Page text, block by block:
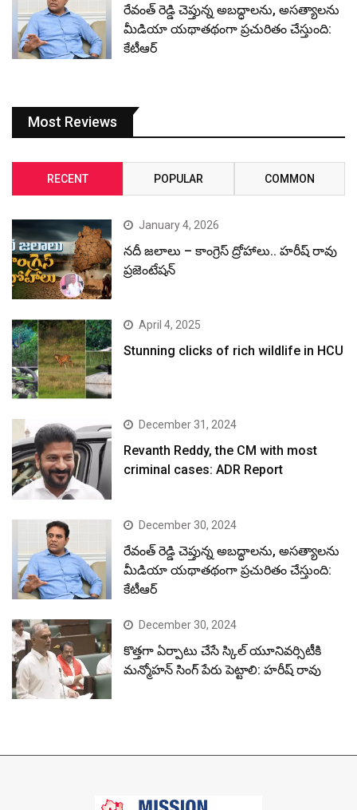
రేవంత్ రెడ్డి చెప్తున్న అబద్ధాలను, అసత్యాలను
మీడియా యథాతథంగా ప్రచురితం చేస్తుంది:
కేటీఆర్
Most Reviews
RECENT POPULAR COMMON
January 4, 2026
నదీ జలాలు – కాంగ్రెస్ ద్రోహాలు.. హరీష్ రావు
ప్రజెంటేషన్
April 4, 2025
Stunning clicks of rich wildlife in HCU
December 31, 2024
Revanth Reddy, the CM with most
criminal cases: ADR Report
December 30, 2024
రేవంత్ రెడ్డి చెప్తున్న అబద్ధాలను, అసత్యాలను
మీడియా యథాతథంగా ప్రచురితం చేస్తుంది:
కేటీఆర్
December 30, 2024
కొత్తగా ఏర్పాటు చేసే స్కిల్ యూనివర్సిటీకి
మన్మోహన్ సింగ్ పేరు పెట్టాలి: హరీష్ రావు